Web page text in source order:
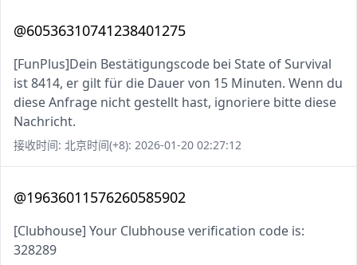
@60536310741238401275
[FunPlus]Dein Bestätigungscode bei State of Survival
ist 8414, er gilt für die Dauer von 15 Minuten. Wenn du
diese Anfrage nicht gestellt hast, ignoriere bitte diese
Nachricht.
接收时间: 北京时间(+8): 2026-01-20 02:27:12
@19636011576260585902
[Clubhouse] Your Clubhouse verification code is:
328289